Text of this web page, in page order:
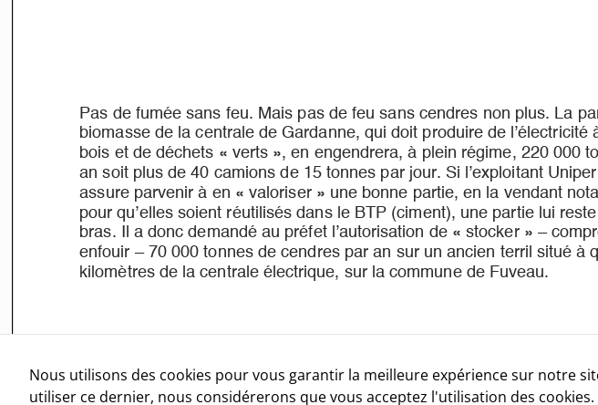
Nous utilisons des cookies pour vous garantir la meilleure expérience sur notre
utiliser ce dernier, nous considérerons que vous acceptez l'utilisation des cookies.